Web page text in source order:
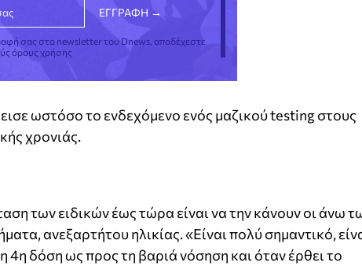
σας στο newsletter του Dnews, αποδέχεστε
όρους χρήσης
ωστόσο το ενδεχόμενο ενός μαζικού testing στους
χρονιάς.
των ειδικών έως τώρα είναι να την κάνουν οι άνω
ανεξαρτήτου ηλικίας. «Είναι πολύ σημαντικό,
4η δόση ως προς τη βαριά νόσηση και όταν έρθει το